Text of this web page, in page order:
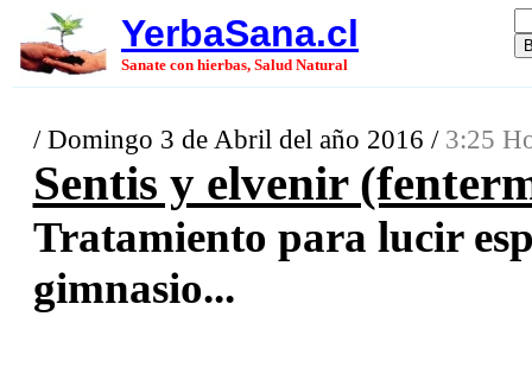
YerbaSana.cl
Sanate con hierbas, Salud Natural
/ Domingo 3 de Abril del año 2016 / 3:25
Sentis y elvenir
Tratamiento para lucir
gimnasio...